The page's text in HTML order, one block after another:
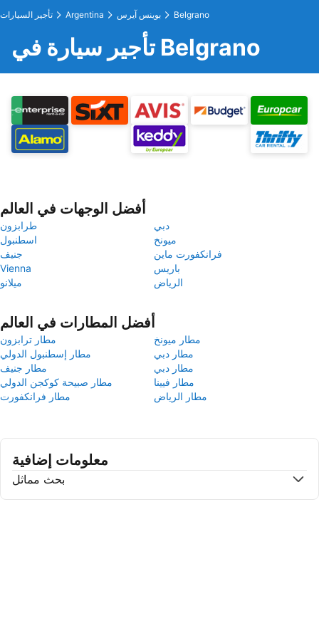
تأجير السيارات Argentina بوينس آيرس Belgrano
تأجير سيارة في Belgrano
أفضل الوجهات في العالم
طرابزون
دبي
اسطنبول
ميونخ
جنيف
فرانكفورت ماين
Vienna
باريس
ميلانو
الرياض
أفضل المطارات في العالم
مطار ترابزون
مطار ميونخ
مطار إسطنبول الدولي
مطار دبي
مطار جنيف
مطار دبي
مطار صبيحة كوكجن الدولي
مطار فيينا
مطار فرانكفورت
مطار الرياض
معلومات إضافية
بحث مماثل